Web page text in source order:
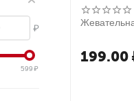
199.00
₽
599₽